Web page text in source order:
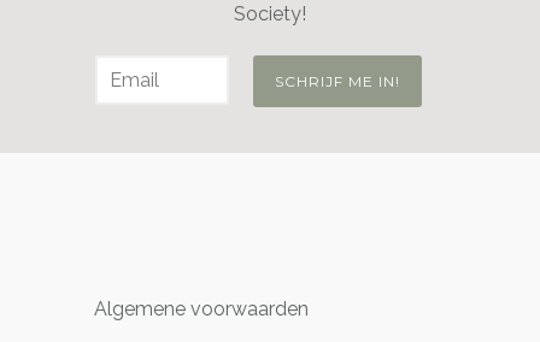
Society!
Algemene voorwaarden